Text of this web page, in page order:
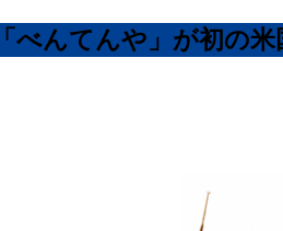
べんてんや」が初の米